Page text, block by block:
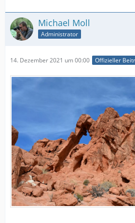
Michael Moll
Administrator
14. Dezember 2021 um 00:00 Offizieller